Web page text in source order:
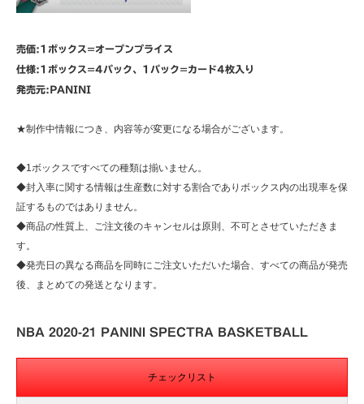
売価:1ボックス=オープンプライス
仕様:1ボックス=4パック、1パック=カード4枚入り
発売元:PANINI
★制作中情報につき、内容等が変更になる場合がございます。
◆1ボックスですべての種類は揃いません。
◆封入率に関する情報は生産数に対する割合でありボックス内の出現率を保
証するものではありません。
◆商品の性質上、ご注文後のキャンセルは原則、不可とさせていただきま
す。
◆発売日の異なる商品を同時にご注文いただいた場合、すべての商品が発売
後、まとめての発送となります。
NBA 2020-21 PANINI SPECTRA BASKETBALL
チェックリスト